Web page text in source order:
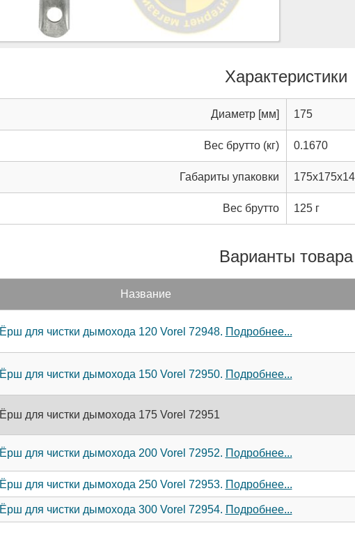
Характеристики
Диаметр [мм] 175
Вес брутто (кг) 0.1670
Габариты упаковки
Вес брутто 125 г
Варианты товара
Название
Ёрш для чистки дымохода 120 Vorel 72948. Подробнее...
Ёрш для чистки дымохода 150 Vorel 72950. Подробнее...
Ёрш для чистки дымохода 175 Vorel 72951
Ёрш для чистки дымохода 200 Vorel 72952. Подробнее...
Ёрш для чистки дымохода 250 Vorel 72953. Подробнее...
Ёрш для чистки дымохода 300 Vorel 72954. Подробнее...